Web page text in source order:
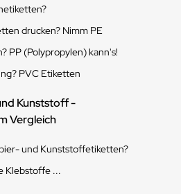
drucken? Nimm PE
PP (Polypropylen) kann's!
PVC Etiketten
Kunststoff -
Vergleich
und Kunststoffetiketten?
Klebstoffe ...